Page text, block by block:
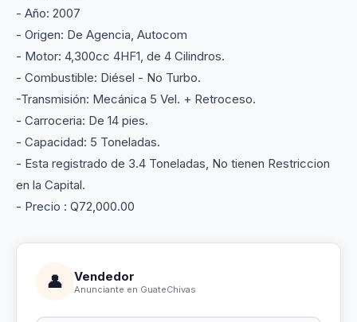
- Año: 2007
- Origen: De Agencia, Autocom
- Motor: 4,300cc 4HF1, de 4 Cilindros.
- Combustible: Diésel - No Turbo.
-Transmisión: Mecánica 5 Vel. + Retroceso.
- Carroceria: De 14 pies.
- Capacidad: 5 Toneladas.
- Esta registrado de 3.4 Toneladas, No tienen Restriccion
en la Capital.
- Precio : Q72,000.00
👤 Vendedor
Anunciante en GuateChivas